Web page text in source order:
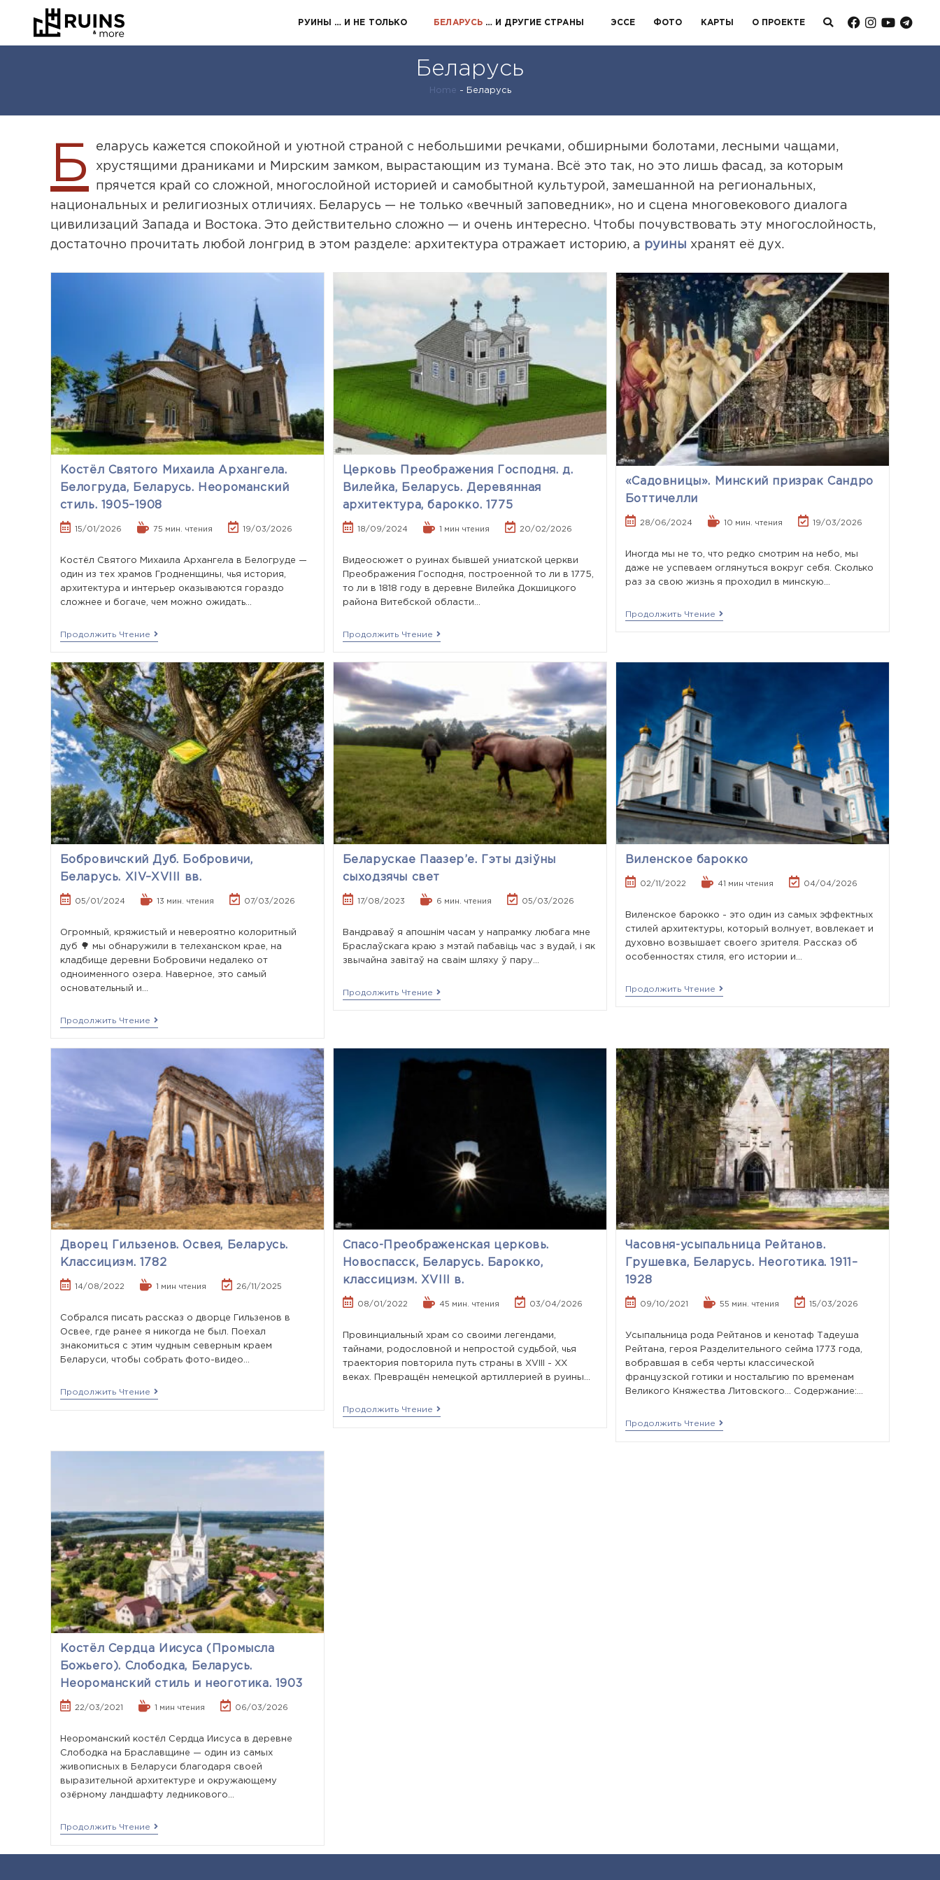
РУИНЫ … И НЕ ТОЛЬКО БЕЛАРУСЬ … И ДРУГИЕ СТРАНЫ ЭССЕ ФОТО КАРТЫ О ПРОЕКТЕ
Беларусь
Home - Беларусь
Б
еларусь кажется спокойной и уютной страной с небольшими речками, обширными болотами, лесными чащами,
хрустящими драниками и Мирским замком, вырастающим из тумана. Всё это так, но это лишь фасад, за которым
прячется край со сложной, многослойной историей и самобытной культурой, замешанной на региональных,
национальных и религиозных отличиях. Беларусь — не только «вечный заповедник», но и сцена многовекового диалога
цивилизаций Запада и Востока. Это действительно сложно — и очень интересно. Чтобы почувствовать эту многослойность,
достаточно прочитать любой лонгрид в этом разделе: архитектура отражает историю, а руины хранят её дух.
Костёл Святого Михаила Архангела.
Белогруда, Беларусь. Неороманский
стиль. 1905–1908
15/01/2026 75 мин. чтения 19/03/2026
Костёл Святого Михаила Архангела в Белогруде —
один из тех храмов Гродненщины, чья история,
архитектура и интерьер оказываются гораздо
сложнее и богаче, чем можно ожидать…
Продолжить Чтение
Церковь Преображения Господня. д.
Вилейка, Беларусь. Деревянная
архитектура, барокко. 1775
18/09/2024 1 мин чтения 20/02/2026
Видеосюжет о руинах бывшей униатской церкви
Преображения Господня, построенной то ли в 1775,
то ли в 1818 году в деревне Вилейка Докшицкого
района Витебской области…
Продолжить Чтение
«Садовницы». Минский призрак Сандро
Боттичелли
28/06/2024 10 мин. чтения 19/03/2026
Иногда мы не то, что редко смотрим на небо, мы
даже не успеваем оглянуться вокруг себя. Сколько
раз за свою жизнь я проходил в минскую…
Продолжить Чтение
Бобровичский Дуб. Бобровичи,
Беларусь. XIV–XVIII вв.
05/01/2024 13 мин. чтения 07/03/2026
Огромный, кряжистый и невероятно колоритный
дуб 🌳 мы обнаружили в телеханском крае, на
кладбище деревни Бобровичи недалеко от
одноименного озера. Наверное, это самый
основательный и…
Продолжить Чтение
Беларускае Паазер’е. Гэты дзіўны
сыходзячы свет
17/08/2023 6 мин. чтения 05/03/2026
Вандраваў я апошнім часам у напрамку любага мне
Браслаўскага краю з мэтай пабавіць час з вудай, і як
звычайна завітаў на сваім шляху ў пару…
Продолжить Чтение
Виленское барокко
02/11/2022 41 мин чтения 04/04/2026
Виленское барокко - это один из самых эффектных
стилей архитектуры, который волнует, вовлекает и
духовно возвышает своего зрителя. Рассказ об
особенностях стиля, его истории и…
Продолжить Чтение
Дворец Гильзенов. Освея, Беларусь.
Классицизм. 1782
14/08/2022 1 мин чтения 26/11/2025
Собрался писать рассказ о дворце Гильзенов в
Освее, где ранее я никогда не был. Поехал
знакомиться с этим чудным северным краем
Беларуси, чтобы собрать фото-видео…
Продолжить Чтение
Спасо-Преображенская церковь.
Новоспасск, Беларусь. Барокко,
классицизм. XVIII в.
08/01/2022 45 мин. чтения 03/04/2026
Провинциальный храм со своими легендами,
тайнами, родословной и непростой судьбой, чья
траектория повторила путь страны в XVIII - XX
веках. Превращён немецкой артиллерией в руины…
Продолжить Чтение
Часовня-усыпальница Рейтанов.
Грушевка, Беларусь. Неоготика. 1911–
1928
09/10/2021 55 мин. чтения 15/03/2026
Усыпальница рода Рейтанов и кенотаф Тадеуша
Рейтана, героя Разделительного сейма 1773 года,
вобравшая в себя черты классической
французской готики и ностальгию по временам
Великого Княжества Литовского... Содержание:…
Продолжить Чтение
Костёл Сердца Иисуса (Промысла
Божьего). Слободка, Беларусь.
Неороманский стиль и неоготика. 1903
22/03/2021 1 мин чтения 06/03/2026
Неороманский костёл Сердца Иисуса в деревне
Слободка на Браславщине — один из самых
живописных в Беларуси благодаря своей
выразительной архитектуре и окружающему
озёрному ландшафту ледникового…
Продолжить Чтение